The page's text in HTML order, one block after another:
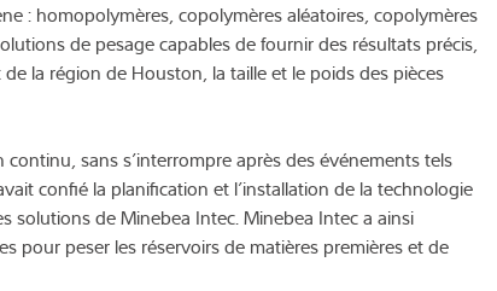
: homopolymères, copolymères aléatoires, copolymères
de pesage capables de fournir des résultats précis,
la région de Houston, la taille et le poids des pièces
sans s’interrompre après des événements tels
confié la planification et l’installation de la technologie
solutions de Minebea Intec. Minebea Intec a ainsi
pour peser les réservoirs de matières premières et de